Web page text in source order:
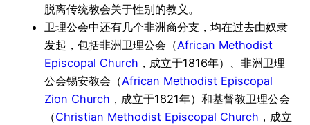
脱离传统教会关于性别的教义。
卫理公会中还有几个非洲裔分支，均在过去由奴隶
发起，包括非洲卫理公会（African Methodist
Episcopal Church ，成立于1816年）、非洲卫理
公会锡安教会（African Methodist Episcopal
Zion Church ，成立于1821年）和基督教卫理公会
（Christian Methodist Episcopal Church ，成立